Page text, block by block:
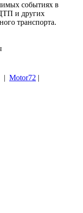
событиях в
и других
транспорта.
| Motor72 |